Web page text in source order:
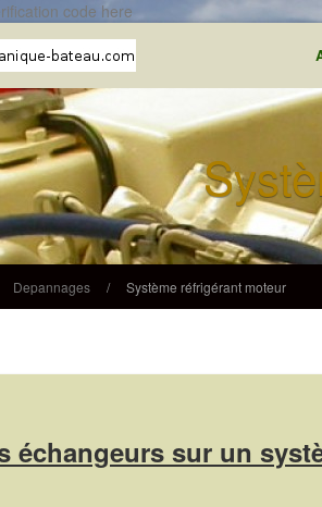
code here
Depannages / Système réfrigérant moteur
échangeurs sur un